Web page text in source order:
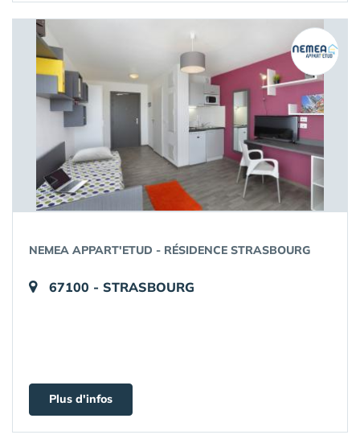
NEMEA APPART'ETUD - RÉSIDENCE STRASBOURG
67100 - STRASBOURG
Plus d'infos